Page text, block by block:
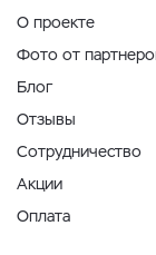
О проекте
Фото от
Блог
Отзывы
Сотрудничество
Акции
Оплата